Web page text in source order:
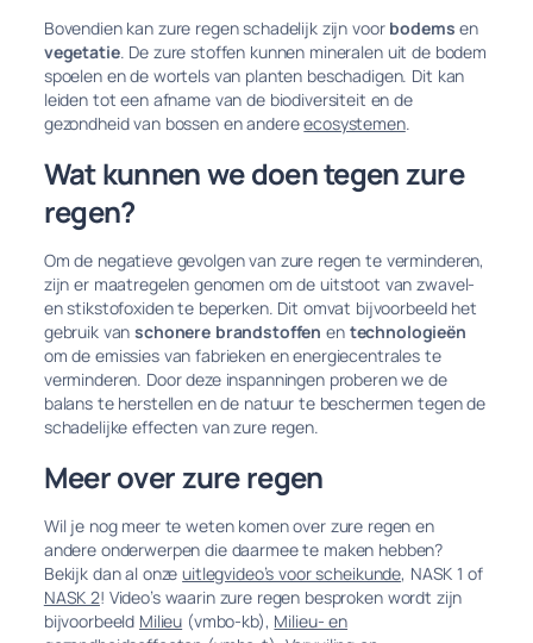
Bovendien kan zure regen schadelijk zijn voor bodems en
vegetatie. De zure stoffen kunnen mineralen uit de bodem
spoelen en de wortels van planten beschadigen. Dit kan
leiden tot een afname van de biodiversiteit en de
gezondheid van bossen en andereecosystemen.
Wat kunnen we doen tegen zure
regen?
Om de negatieve gevolgen van zure regen te verminderen,
zijn er maatregelen genomen om de uitstoot van zwavel-
en stikstofoxiden te beperken. Dit omvat bijvoorbeeld het
gebruik vanschonere brandstoffen en technologieën
om de emissies van fabrieken en energiecentrales te
verminderen. Door deze inspanningen proberen we de
balans te herstellen en de natuur te beschermen tegen de
schadelijke effecten van zure regen.
Meer over zure regen
Wil je nog meer te weten komen over zure regen en
andere onderwerpen die daarmee te maken hebben?
Bekijk dan al onzeuitlegvideo’s voor scheikunde, NASK 1 of
NASK 2! Video’s waarin zure regen besproken wordt zijn
bijvoorbeeld Milieu (vmbo-kb), Milieu- en